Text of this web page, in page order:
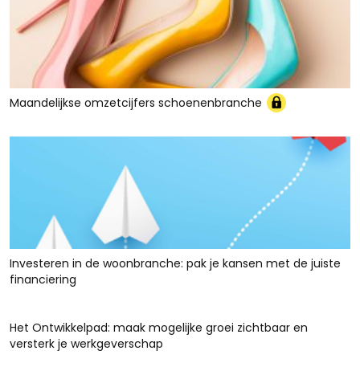
Maandelijkse omzetcijfers schoenenbranche
Investeren in de woonbranche: pak je kansen met de juiste
financiering
Het Ontwikkelpad: maak mogelijke groei zichtbaar en
versterk je werkgeverschap